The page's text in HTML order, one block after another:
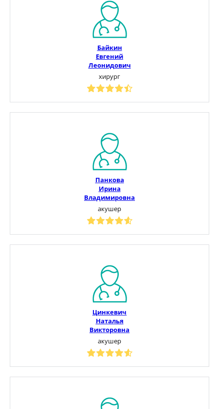
Байкин
Евгений
Леонидович
хирург
Панкова
Ирина
Владимировна
акушер
Цинкевич
Наталья
Викторовна
акушер